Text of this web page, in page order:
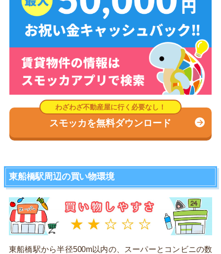
スモッカを無料ダウンロード
東船橋駅周辺の買い物環境
東船橋駅から半径500m以内の、スーパーとコンビニの数